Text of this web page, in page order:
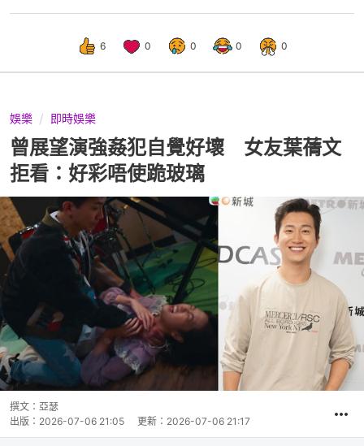
6 0 0 0 0
娛樂 即時娛樂
曾展望演強姦犯自覺好壞 女友葉蒨文
拒看：好彩唔使跪玻璃
撰文： 亞瑟
出版： 2026-07-06 21:05 更新： 2026-07-06 21:17